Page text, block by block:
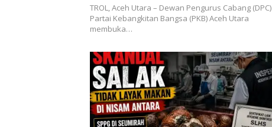
‎TROL, ‎Aceh Utara – Dewan Pengurus Cabang (DPC)
Partai Kebangkitan Bangsa (PKB) Aceh Utara
membuka…